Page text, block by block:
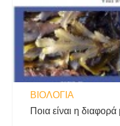
ΒΙΟΛΟΓΊΑ
Ποια είναι η